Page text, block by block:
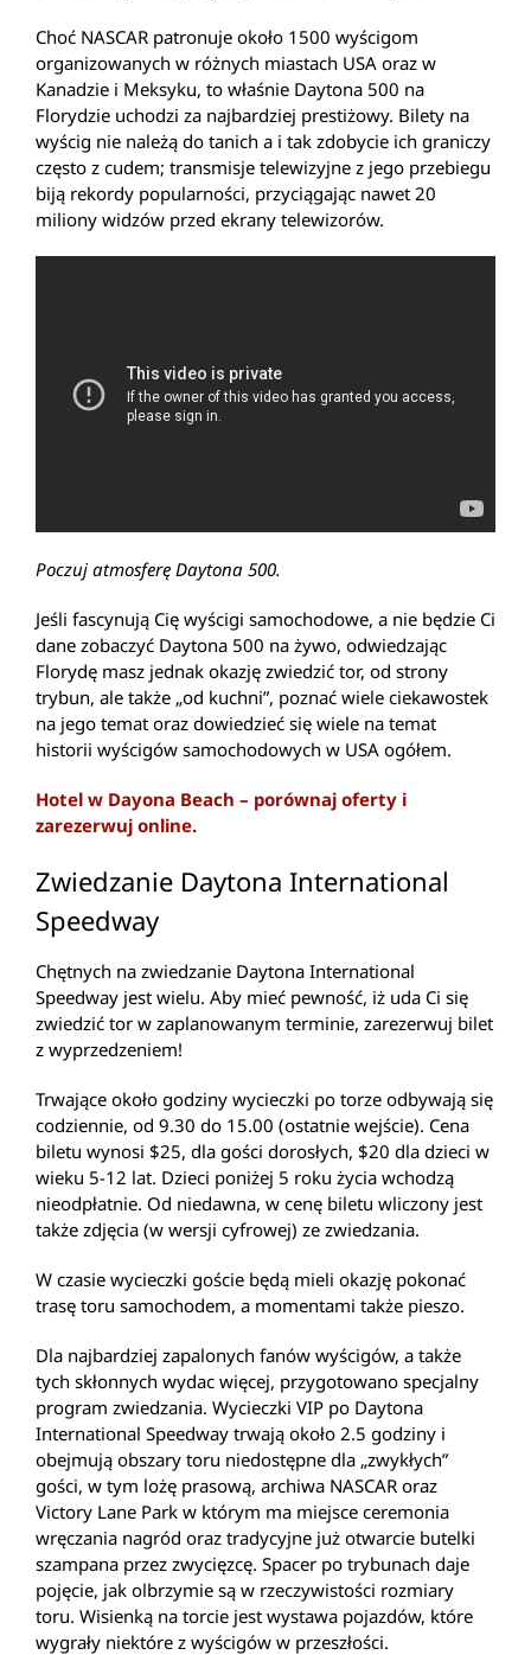
Choć NASCAR patronuje około 1500 wyścigom
organizowanych w różnych miastach USA oraz w
Kanadzie i Meksyku, to właśnie Daytona 500 na
Florydzie uchodzi za najbardziej prestiżowy. Bilety na
wyścig nie należą do tanich a i tak zdobycie ich graniczy
często z cudem; transmisje telewizyjne z jego przebiegu
biją rekordy popularności, przyciągając nawet 20
miliony widzów przed ekrany telewizorów.
Poczuj atmosferę Daytona 500.
Jeśli fascynują Cię wyścigi samochodowe, a nie będzie Ci
dane zobaczyć Daytona 500 na żywo, odwiedzając
Florydę masz jednak okazję zwiedzić tor, od strony
trybun, ale także „od kuchni”, poznać wiele ciekawostek
na jego temat oraz dowiedzieć się wiele na temat
historii wyścigów samochodowych w USA ogółem.
Hotel w Dayona Beach – porównaj oferty i
zarezerwuj online.
Zwiedzanie Daytona International
Speedway
Chętnych na zwiedzanie Daytona International
Speedway jest wielu. Aby mieć pewność, iż uda Ci się
zwiedzić tor w zaplanowanym terminie, zarezerwuj bilet
z wyprzedzeniem!
Trwające około godziny wycieczki po torze odbywają się
codziennie, od 9.30 do 15.00 (ostatnie wejście). Cena
biletu wynosi $25, dla gości dorosłych, $20 dla dzieci w
wieku 5-12 lat. Dzieci poniżej 5 roku życia wchodzą
nieodpłatnie. Od niedawna, w cenę biletu wliczony jest
także zdjęcia (w wersji cyfrowej) ze zwiedzania.
W czasie wycieczki goście będą mieli okazję pokonać
trasę toru samochodem, a momentami także pieszo.
Dla najbardziej zapalonych fanów wyścigów, a także
tych skłonnych wydac więcej, przygotowano specjalny
program zwiedzania. Wycieczki VIP po Daytona
International Speedway trwają około 2.5 godziny i
obejmują obszary toru niedostępne dla „zwykłych”
gości, w tym lożę prasową, archiwa NASCAR oraz
Victory Lane Park w którym ma miejsce ceremonia
wręczania nagród oraz tradycyjne już otwarcie butelki
szampana przez zwycięzcę. Spacer po trybunach daje
pojęcie, jak olbrzymie są w rzeczywistości rozmiary
toru. Wisienką na torcie jest wystawa pojazdów, które
wygrały niektóre z wyścigów w przeszłości.